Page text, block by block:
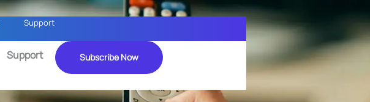
Support
Support Subscribe Now